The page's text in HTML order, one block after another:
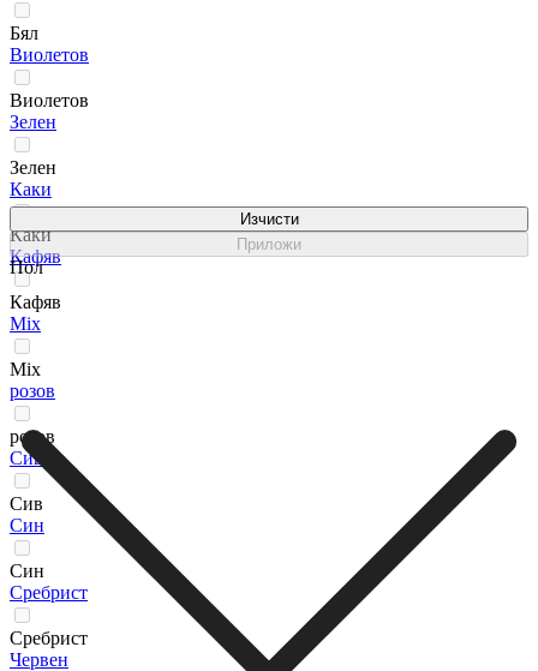
Бял
Виолетов
Виолетов
Зелен
Зелен
Каки
Каки
Кафяв
Кафяв
Мix
Мix
розов
розов
Сив
Сив
Син
Син
Сребрист
Сребрист
Червен
Изчисти
Приложи
Пол